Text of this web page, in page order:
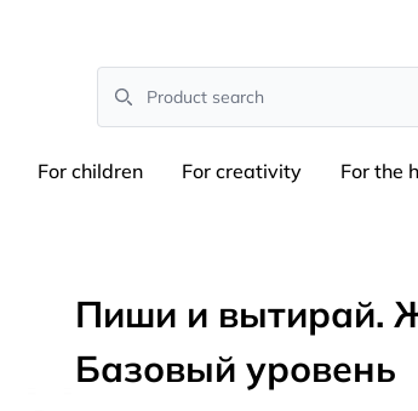
Search
For children For creativity For the
Пиши и вытирай.
Базовый уровень